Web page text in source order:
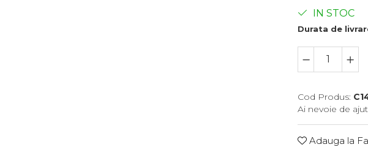
IN STOC
Durata de
Cod Produs:
Ai nevoie de
Adauga la